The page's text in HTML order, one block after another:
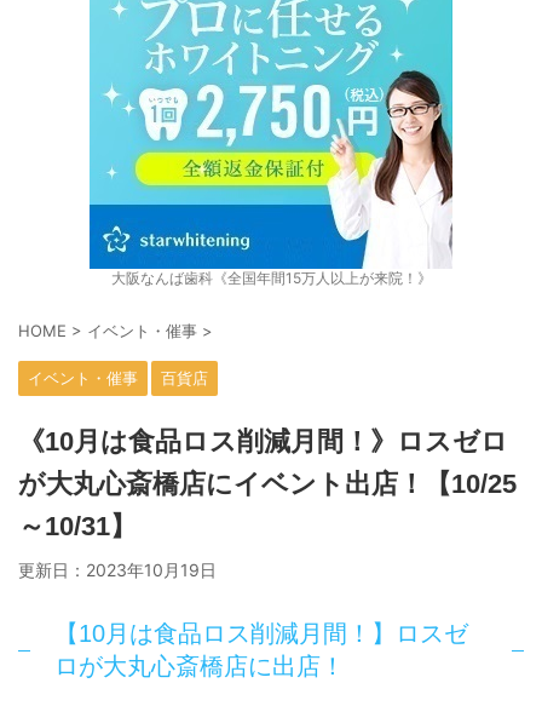
大阪なんば歯科《全国年間15万人以上が来院！》
HOME > イベント・催事 >
イベント・催事 百貨店
《10月は食品ロス削減月間！》ロスゼロ
が大丸心斎橋店にイベント出店！【10/25
～10/31】
更新日： 2023年10月19日
【10月は食品ロス削減月間！】ロスゼ
ロが大丸心斎橋店に出店！